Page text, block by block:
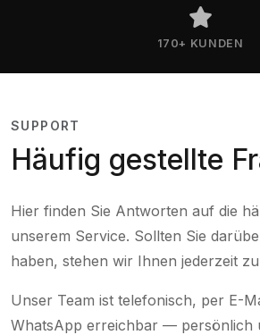
170+ KUNDEN
SUPPORT
Häufig gestellte
Hier finden Sie Antworten auf die
unserem Service. Sollten Sie
haben, stehen wir Ihnen jederzeit
Unser Team ist telefonisch, per E-
WhatsApp erreichbar — persönlich